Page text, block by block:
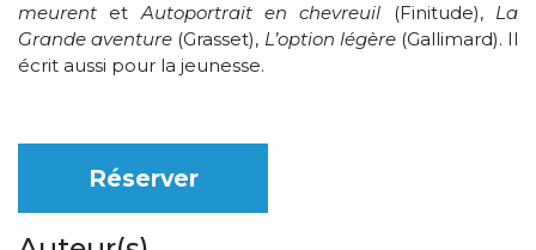
meurent etAutoportrait en chevreuil (Finitude), La
Grande aventure (Grasset), L’option légère(Gallimard). Il
écrit aussi pour la jeunesse.
Réserver